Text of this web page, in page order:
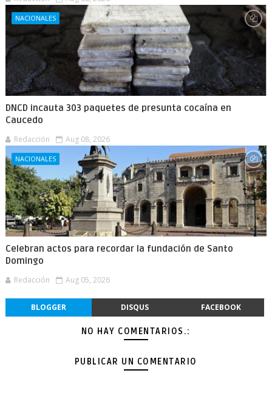
NACIONALES
DNCD incauta 303 paquetes de presunta cocaína en
Caucedo
Redacción Aug 08, 2026
NACIONALES
Celebran actos para recordar la fundación de Santo
Domingo
Redacción Aug 05, 2026
BLOGGER DISQUS FACEBOOK
NO HAY COMENTARIOS.:
PUBLICAR UN COMENTARIO